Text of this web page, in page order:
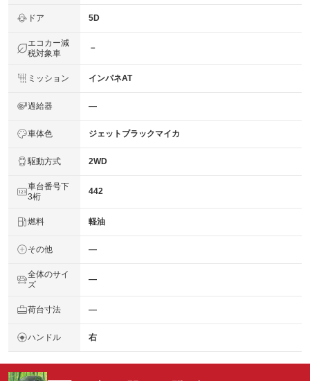
ドア 5D
エコカー減
税対象車
－
ミッション インパネAT
過給器 ―
車体色 ジェットブラックマイカ
駆動方式 2WD
車台番号下
3桁
442
燃料 軽油
その他 ―
全体のサイ
ズ
―
荷台寸法 ―
ハンドル 右